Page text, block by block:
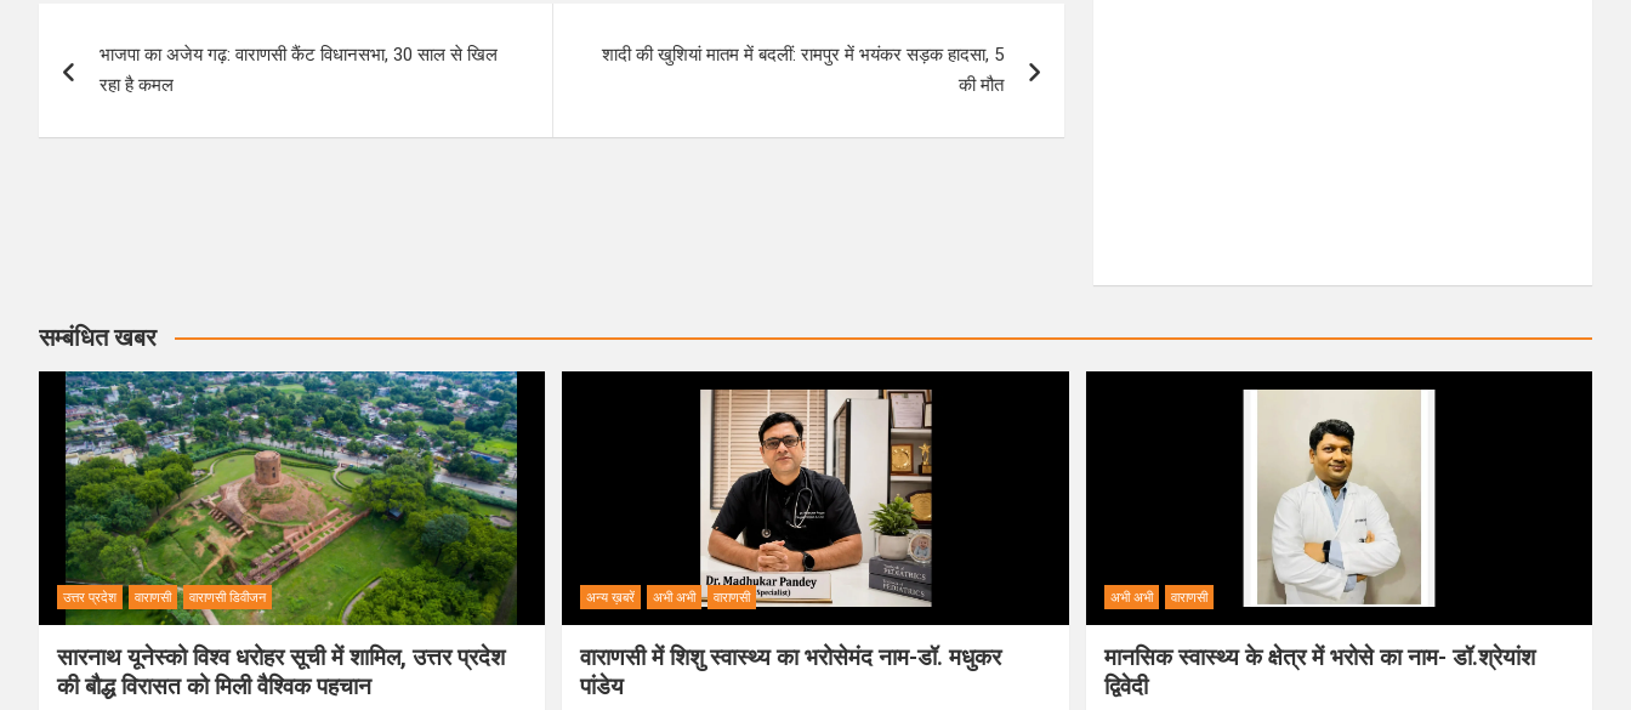
navigation
भाजपा का अजेय गढ़: वाराणसी कैंट विधानसभा, 30 साल से खिल
रहा है कमल
शादी की खुशियां मातम में बदलीं: रामपुर में भयंकर सड़क हादसा, 5
की मौत
सम्बंधित खबर
उत्तर प्रदेश वाराणसी वाराणसी डिवीजन
सारनाथ यूनेस्को विश्व धरोहर सूची में शामिल, उत्तर प्रदेश
की बौद्ध विरासत को मिली वैश्विक पहचान
अन्य ख़बरें अभी अभी वाराणसी
वाराणसी में शिशु स्वास्थ्य का भरोसेमंद नाम-डॉ. मधुकर
पांडेय
अभी अभी वाराणसी
मानसिक स्वास्थ्य के क्षेत्र में भरोसे का नाम- डॉ.श्रेयांश
द्विवेदी